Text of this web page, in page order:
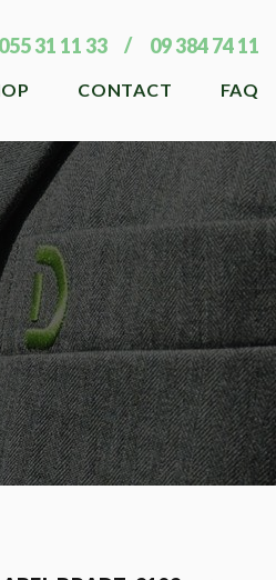
055 31 11 33 09 384 74 11
CONTACT FAQ